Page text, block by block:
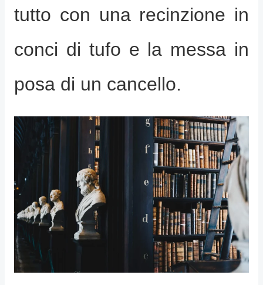
tutto con una recinzione in
conci di tufo e la messa in
posa di un cancello.